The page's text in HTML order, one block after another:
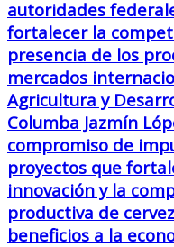
autoridades
fortalecer la
presencia de los
mercados
Agricultura y
Columba Jazmín
compromiso de
proyectos que
innovación y la
productiva de
beneficios a la